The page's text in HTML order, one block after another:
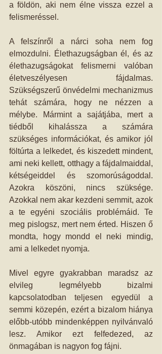
a földön, aki nem élne vissza ezzel a
felismeréssel.
A felszínről a nárci soha nem fog
elmozdulni. Élethazugságban él, és az
élethazugságokat felismerni valóban
életveszélyesen fájdalmas.
Szükségszerű önvédelmi mechanizmus
tehát számára, hogy ne nézzen a
mélybe. Mármint a sajátjába, mert a
tiédből kihalássza a számára
szükséges információkat, és amikor jól
föltúrta a lelkedet, és kiszedett mindent,
ami neki kellett, otthagy a fájdalmaiddal,
kétségeiddel és szomorúságoddal.
Azokra köszöni, nincs szüksége.
Azokkal nem akar kezdeni semmit, azok
a te egyéni szociális problémáid. Te
meg pislogsz, mert nem érted. Hiszen ő
mondta, hogy mondd el neki mindig,
ami a lelkedet nyomja.
Mivel egyre gyakrabban maradsz az
elvileg legmélyebb bizalmi
kapcsolatodban teljesen egyedül a
semmi közepén, ezért a bizalom hiánya
előbb-utóbb mindenképpen nyilvánvaló
lesz. Amikor ezt felfedezed, az
önmagában is nagyon fog fájni.